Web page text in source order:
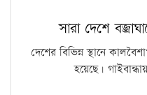
সারা দেশে
দেশের বিভিন্ন স্থানে
হয়েছে।